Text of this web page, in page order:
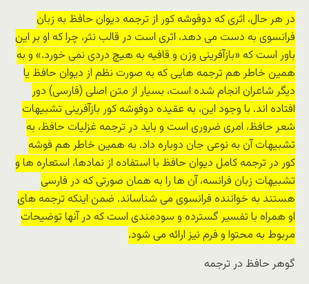
در هر حال، اثری که دوفوشه کور از ترجمه دیوان حافظ به زبان
فرانسوی به دست می دهد، اثری است در قالب نثر، چرا که او بر این
باور است که «بازآفرینی وزن و قافیه به هیچ دردی نمی خورد.» و به
همین خاطر هم ترجمه هایی که به صورت نظم از دیوان حافظ یا
دیگر شاعران انجام شده است، بسیار از متن اصلی (فارسی) دور
افتاده اند. با وجود این، به عقیده دوفوشه کور بازآفرینی تشبیهات
شعر حافظ، امری ضروری است و باید در ترجمه غزلیات حافظ، به
تشبیهات آن به نوعی جان دوباره داد. به همین خاطر هم فوشه
کور در ترجمه کامل دیوان حافظ با استفاده از نمادها، استعاره ها و
تشبیهات زبان فرانسه، آن ها را به همان صورتی که در فارسی
هستند به خواننده فرانسوی می شناساند. ضمن اینکه ترجمه های
او همراه با تفسیر گسترده و سودمندی است که در آنها توضیحات
مربوط به محتوا و فرم نیز ارائه می شود.
گوهر حافظ در ترجمه